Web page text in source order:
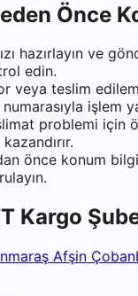
Önce
hazırlayın ve
edin.
veya teslim
işlem
problemi için
önce konum
Kargo
Afşin